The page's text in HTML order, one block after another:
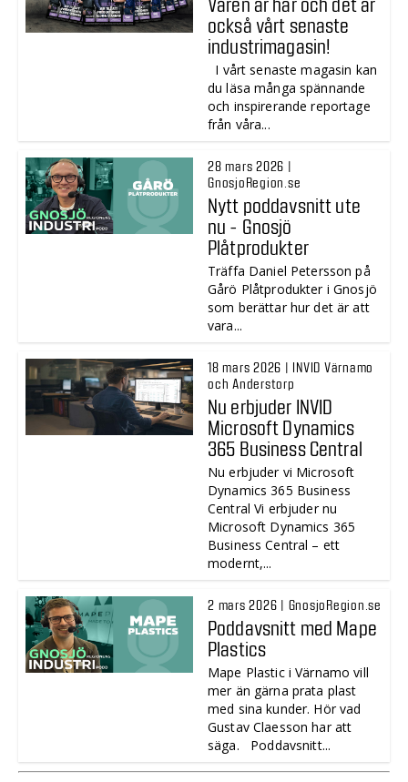
också vårt senaste
industrimagasin!
I vårt senaste magasin kan
du läsa många spännande
och inspirerande reportage
från våra...
28 mars 2026 |
GnosjoRegion.se
Nytt poddavsnitt ute
nu - Gnosjö
Plåtprodukter
Träffa Daniel Petersson på
Gårö Plåtprodukter i Gnosjö
som berättar hur det är att
vara...
18 mars 2026 | INVID Värnamo
och Anderstorp
Nu erbjuder INVID
Microsoft Dynamics
365 Business Central
Nu erbjuder vi Microsoft
Dynamics 365 Business
Central Vi erbjuder nu
Microsoft Dynamics 365
Business Central – ett
modernt,...
2 mars 2026 | GnosjoRegion.se
Poddavsnitt med Mape
Plastics
Mape Plastic i Värnamo vill
mer än gärna prata plast
med sina kunder. Hör vad
Gustav Claesson har att
säga. Poddavsnitt...